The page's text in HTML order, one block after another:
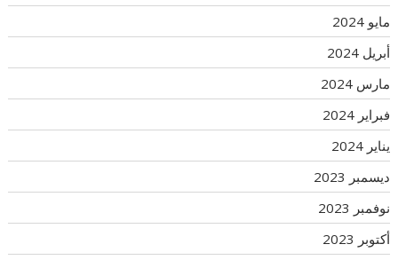
مايو 2024
أبريل 2024
مارس 2024
فبراير 2024
يناير 2024
ديسمبر 2023
نوفمبر 2023
أكتوبر 2023